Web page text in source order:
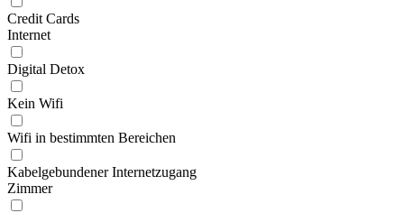
Credit Cards
Internet
Digital Detox
Kein Wifi
Wifi in bestimmten Bereichen
Kabelgebundener Internetzugang
Zimmer